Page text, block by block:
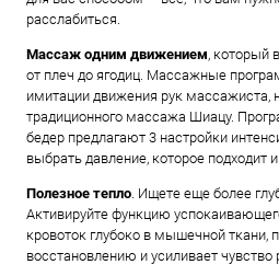
расслабиться.
Массаж одним движением, который
от плеч до ягодиц. Массажные
имитации движения рук массажиста,
традиционного массажа Шиацу.
бедер предлагают 3 настройки
выбрать давление, которое подходит
Полезное тепло . Ищете еще более
Активируйте функцию
кровоток глубоко в мышечной ткани,
восстановлению и усиливает чувство